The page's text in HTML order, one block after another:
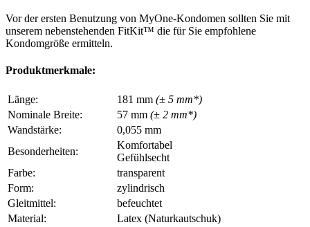
Vor der ersten Benutzung von MyOne-Kondomen sollten Sie mit
unserem nebenstehenden FitKit™ die für Sie empfohlene
Kondomgröße ermitteln.
Produktmerkmale:
Länge: 181 mm (± 5 mm*)
Nominale Breite:
57 mm (± 2 mm*)
Wandstärke:
0,055 mm
Besonderheiten:
Komfortabel
Gefühlsecht
Farbe:
transparent
Form:
zylindrisch
Gleitmittel:
befeuchtet
Material:
Latex (Naturkautschuk)